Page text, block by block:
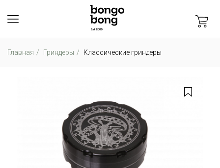
Главная Гриндеры Классические гриндеры